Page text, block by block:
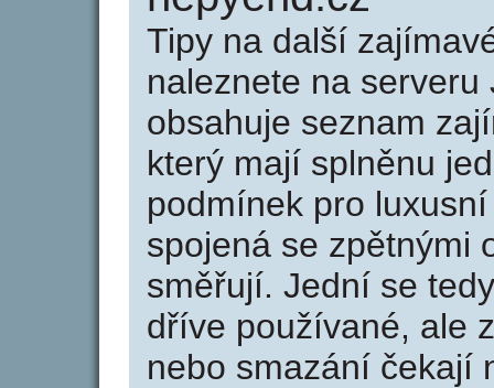
Tipy na další
naleznete na serveru
obsahuje seznam
který mají splněnu
podmínek pro
spojená se zpětnými
směřují. Jední se
dříve používané, ale
nebo smazání čekají